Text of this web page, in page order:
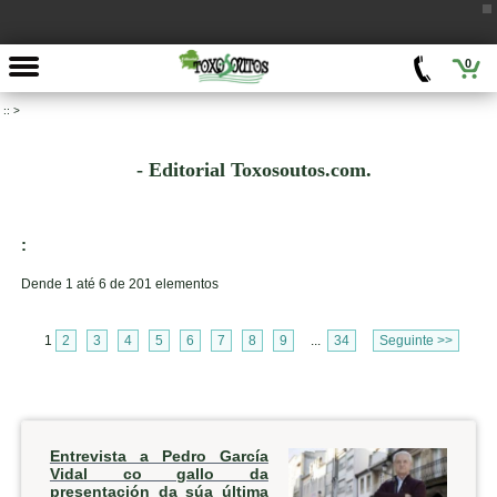
0
:: >
- Editorial Toxosoutos.com.
:
Dende 1 até 6 de 201 elementos
1 2 3 4 5 6 7 8 9 34 Seguinte >>
Entrevista a Pedro García
Vidal co gallo da
presentación da súa última